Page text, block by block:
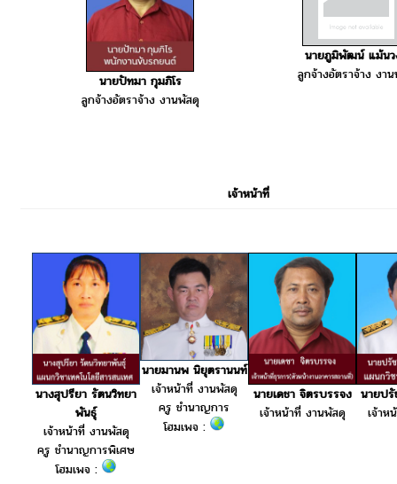
นายปัทมา กุมภิโร
ลูกจ้างอัตราจ้าง งานพัสดุ
นายภูมิพัฒน์ แม้น
ลูกจ้างอัตราจ้าง งา
เจ้าหน้าที่
นางสุปรียา รัตนวิทยา
พันธุ์
เจ้าหน้าที่ งานพัสดุ
ครู ชำนาญการพิเศษ
โฮมเพจ :
นายมานพ นิยุตรานนท์
เจ้าหน้าที่ งานพัสดุ
ครู ชำนาญการ
โฮมเพจ :
นายเดชา จิตรบรรจง
เจ้าหน้าที่ งานพัสดุ
นายป
เจ้าห